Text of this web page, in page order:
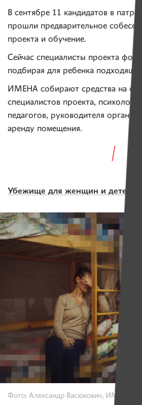
В сентябре 11 кандидатов в
прошли предварительное
проекта и обучение.
Сейчас специалисты проекта
подбирая для ребенка
ИМЕНА собирают средства на
специалистов проекта, психолога
педагогов, руководителя
аренду помещения.
Убежище для женщин и детей
Фото: Александр Васюкович, ИМЕНА